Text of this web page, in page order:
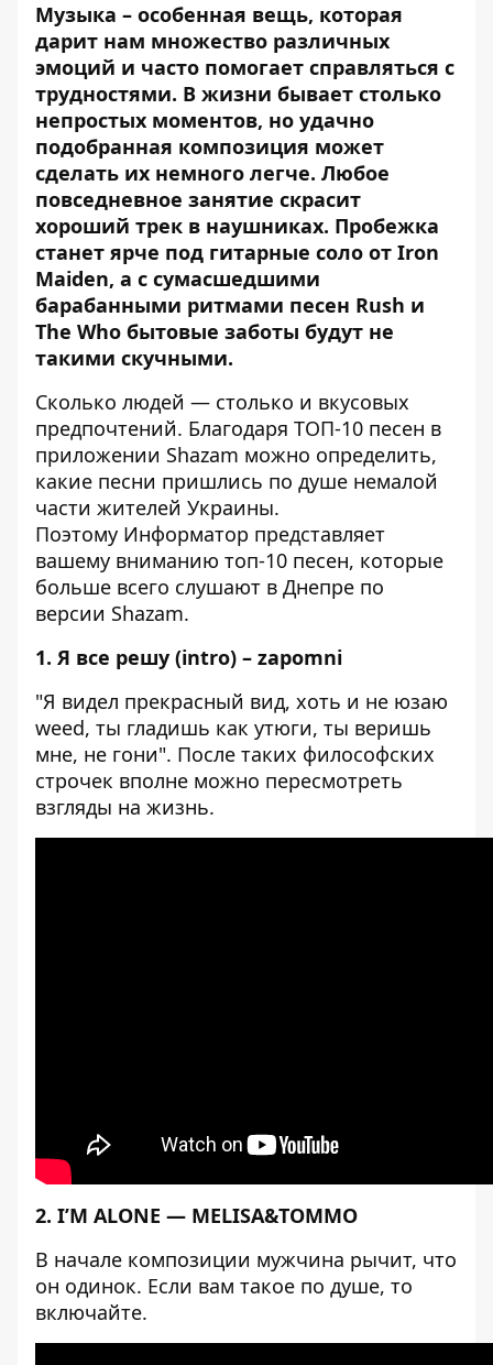
Музыка – особенная вещь, которая
дарит нам множество различных
эмоций и часто помогает справляться с
трудностями. В жизни бывает столько
непростых моментов, но удачно
подобранная композиция может
сделать их немного легче. Любое
повседневное занятие скрасит
хороший трек в наушниках. Пробежка
станет ярче под гитарные соло от Iron
Maiden, а с сумасшедшими
барабанными ритмами песен Rush и
The Who бытовые заботы будут не
такими скучными.
Сколько людей — столько и вкусовых
предпочтений. Благодаря ТОП-10 песен в
приложении Shazam можно определить,
какие песни пришлись по душе немалой
части жителей Украины.
Поэтому Информатор представляет
вашему вниманию топ-10 песен, которые
больше всего слушают в Днепре по
версии Shazam.
1. Я все решу (intro) – zapomni
"Я видел прекрасный вид, хоть и не юзаю
weed, ты гладишь как утюги, ты веришь
мне, не гони". После таких философских
строчек вполне можно пересмотреть
взгляды на жизнь.
2. I’M ALONE — MELISA&TOMMO
В начале композиции мужчина рычит, что
он одинок. Если вам такое по душе, то
включайте.